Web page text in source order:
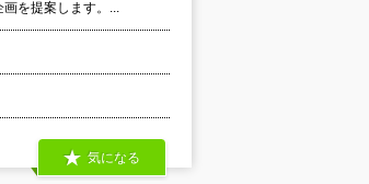
を提案します。...
気になる